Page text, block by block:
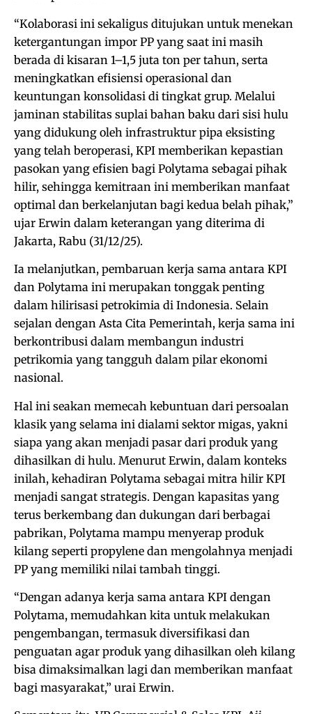
“Kolaborasi ini sekaligus ditujukan untuk menekan
ketergantungan impor PP yang saat ini masih
berada di kisaran 1–1,5 juta ton per tahun, serta
meningkatkan efisiensi operasional dan
keuntungan konsolidasi di tingkat grup. Melalui
jaminan stabilitas suplai bahan baku dari sisi hulu
yang didukung oleh infrastruktur pipa eksisting
yang telah beroperasi, KPI memberikan kepastian
pasokan yang efisien bagi Polytama sebagai pihak
hilir, sehingga kemitraan ini memberikan manfaat
optimal dan berkelanjutan bagi kedua belah pihak,”
ujar Erwin dalam keterangan yang diterima di
Jakarta, Rabu (31/12/25).
Ia melanjutkan, pembaruan kerja sama antara KPI
dan Polytama ini merupakan tonggak penting
dalam hilirisasi petrokimia di Indonesia. Selain
sejalan dengan Asta Cita Pemerintah, kerja sama ini
berkontribusi dalam membangun industri
petrikomia yang tangguh dalam pilar ekonomi
nasional.
Hal ini seakan memecah kebuntuan dari persoalan
klasik yang selama ini dialami sektor migas, yakni
siapa yang akan menjadi pasar dari produk yang
dihasilkan di hulu. Menurut Erwin, dalam konteks
inilah, kehadiran Polytama sebagai mitra hilir KPI
menjadi sangat strategis. Dengan kapasitas yang
terus berkembang dan dukungan dari berbagai
pabrikan, Polytama mampu menyerap produk
kilang seperti propylene dan mengolahnya menjadi
PP yang memiliki nilai tambah tinggi.
“Dengan adanya kerja sama antara KPI dengan
Polytama, memudahkan kita untuk melakukan
pengembangan, termasuk diversifikasi dan
penguatan agar produk yang dihasilkan oleh kilang
bisa dimaksimalkan lagi dan memberikan manfaat
bagi masyarakat,” urai Erwin.